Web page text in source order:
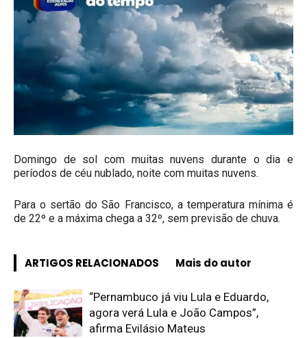
Domingo de sol com muitas nuvens durante o dia e
períodos de céu nublado, noite com muitas nuvens.
Para o sertão do São Francisco, a temperatura mínima é
de 22º e a máxima chega a 32º, sem previsão de chuva.
ARTIGOS RELACIONADOS Mais do autor
“Pernambuco já viu Lula e Eduardo,
agora verá Lula e João Campos”,
afirma Evilásio Mateus